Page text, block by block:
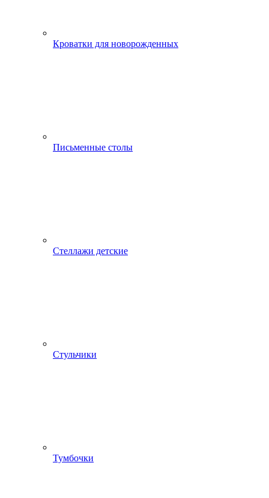
Кроватки для новорожденных
Письменные столы
Стеллажи детские
Стульчики
Тумбочки